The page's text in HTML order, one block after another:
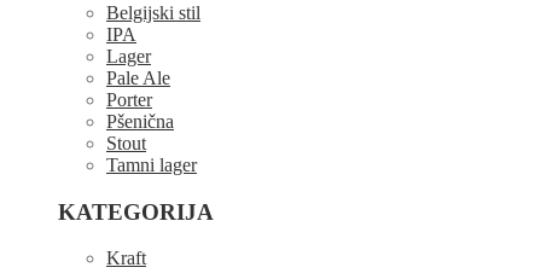
Belgijski stil
IPA
Lager
Pale Ale
Porter
Pšenična
Stout
Tamni lager
KATEGORIJA
Kraft